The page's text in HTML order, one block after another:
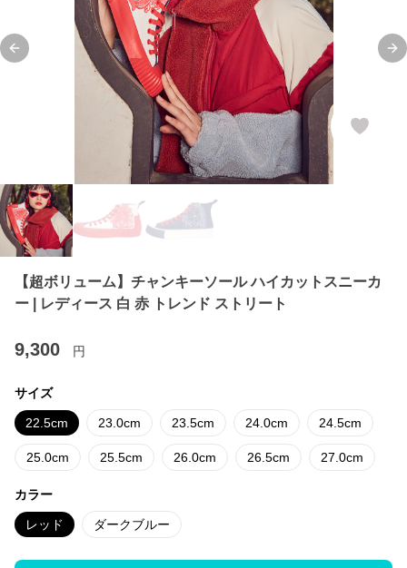
Previous slide
【超ボリューム】チャンキーソール ハイカットスニーカ
ー | レディース 白 赤 トレンド ストリート
9,300 円
サイズ
22.5cm 23.0cm 23.5cm 24.0cm 24.5cm
25.0cm 25.5cm 26.0cm 26.5cm 27.0cm
カラー
レッド ダークブルー